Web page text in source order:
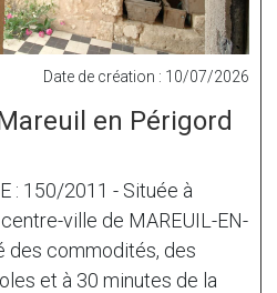
Date de création : 10/07/2026
en Périgord
: 150/2011 - Située à
ville de MAREUIL-EN-
des commodités, des
et à 30 minutes de la